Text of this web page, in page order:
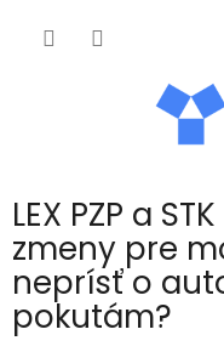
LEX PZP a
zmeny pre
neprísť o
pokutám?